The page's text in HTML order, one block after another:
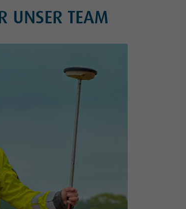
UNSER TEAM